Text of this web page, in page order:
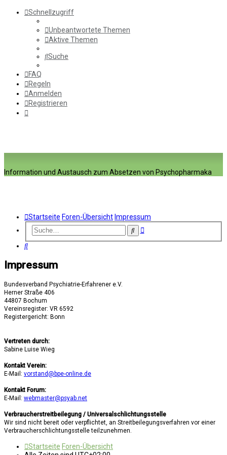
Schnellzugriff
Unbeantwortete Themen
Aktive Themen
Suche
FAQ
Regeln
Anmelden
Registrieren
Information und Austausch zum Absetzen von Psychopharmaka
Startseite Foren-Übersicht Impressum
SucheErweiterte
Suche
Impressum
Bundesverband Psychiatrie-Erfahrener e.V.
Herner Straße 406
44807 Bochum
Vereinsregister: VR 6592
Registergericht: Bonn
Vertreten durch:
Sabine Luise Wieg
Kontakt Verein:
E-Mail: vorstand@bpe-online.de
Kontakt Forum:
E-Mail: webmaster@psyab.net
Verbraucherstreitbeilegung / Universalschlichtungsstelle
Wir sind nicht bereit oder verpflichtet, an Streitbeilegungsverfahren vor einer
Verbraucherschlichtungsstelle teilzunehmen.
Startseite Foren-Übersicht